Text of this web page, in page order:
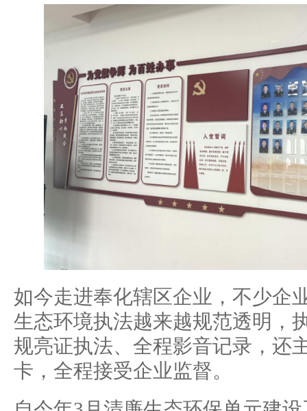
如今走进奉化辖区企业，不少企
生态环境执法越来越规范透明，
规亮证执法、全程影音记录，还
卡，全程接受企业监督。